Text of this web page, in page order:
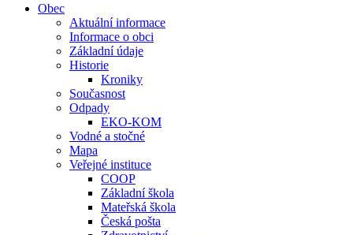
Obec
Aktuální informace
Informace o obci
Základní údaje
Historie
Kroniky
Současnost
Odpady
EKO-KOM
Vodné a stočné
Mapa
Veřejné instituce
COOP
Základní škola
Mateřská škola
Česká pošta